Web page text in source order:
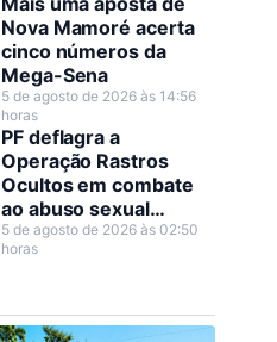
Nova Mamoré acerta
cinco números da
Mega-Sena
5 de agosto de 2026 às 14:56
horas
PF deflagra a
Operação Rastros
Ocultos em combate
ao abuso sexual
infantojuvenil em Nova
Mamoré
5 de agosto de 2026 às 02:50
horas